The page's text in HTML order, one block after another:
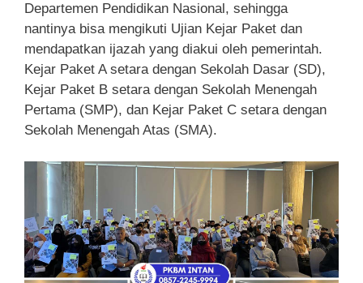
Departemen Pendidikan Nasional, sehingga
nantinya bisa mengikuti Ujian Kejar Paket dan
mendapatkan ijazah yang diakui oleh pemerintah.
Kejar Paket A setara dengan Sekolah Dasar (SD),
Kejar Paket B setara dengan Sekolah Menengah
Pertama (SMP), dan Kejar Paket C setara dengan
Sekolah Menengah Atas (SMA).